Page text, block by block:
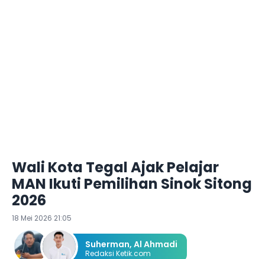
Wali Kota Tegal Ajak Pelajar
MAN Ikuti Pemilihan Sinok Sitong
2026
18 Mei 2026 21:05
Suherman, Al Ahmadi
Redaksi Ketik.com